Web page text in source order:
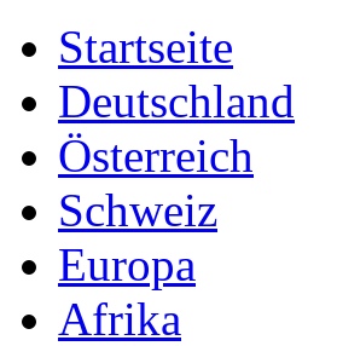
Startseite
Deutschland
Österreich
Schweiz
Europa
Afrika